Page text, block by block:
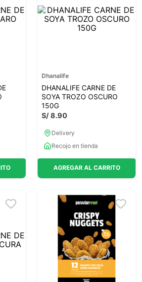
Dhanalife
DHANALIFE CARNE DE
SOYA TROZO OSCURO
150G
S/8.90
Delivery
Recojo en tienda
AGREGAR AL CARRITO